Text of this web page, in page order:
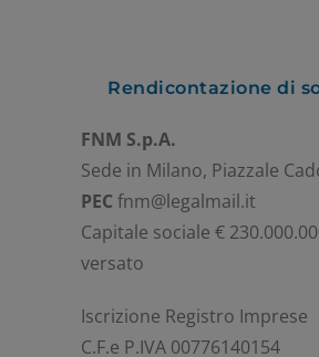
Rendicontazione di
FNM S.p.A.
Sede in Milano, Piazzale
PECfnm@legalmail.it
Capitale sociale €
versato
Iscrizione Registro Imprese
C.F.e P.IVA 00776140154